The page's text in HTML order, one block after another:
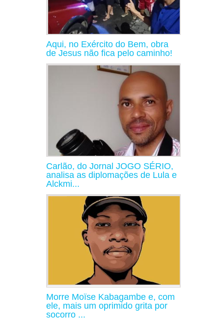
Aqui, no Exército do Bem, obra
de Jesus não fica pelo caminho!
Carlão, do Jornal JOGO SÉRIO,
analisa as diplomações de Lula e
Alckmi...
Morre Moïse Kabagambe e, com
ele, mais um oprimido grita por
socorro ...